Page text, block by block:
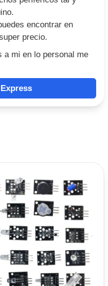
decepcionado.
encontrar en
precio.
a mi en lo personal me